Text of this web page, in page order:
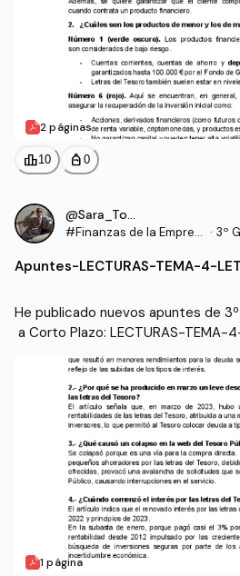
2 páginas
leaderboard10 personal_bag 0
@Sara_Torrado
#Finanzas de la Empres
· 3º
Apuntes-LECTURAS-TEMA-4-
He publicado nuevos apuntes de
a Corto Plazo: LECTURAS-TEMA-
1 página